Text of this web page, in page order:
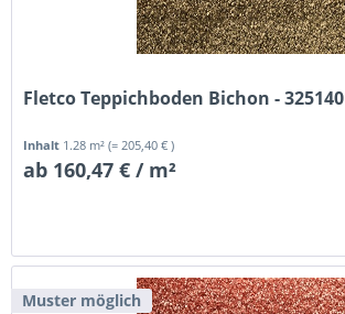
Fletco Teppichboden Bichon - 325140
Inhalt 1.28 m²(= 205,40 € )
ab 160,47 € / m²
Muster möglich